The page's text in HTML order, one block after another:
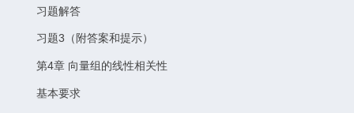
习题解答
习题3（附答案和提示）
第4章 向量组的线性相关性
基本要求